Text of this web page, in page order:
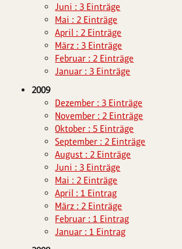
Juni : 3 Einträge
Mai : 2 Einträge
April : 2 Einträge
März : 3 Einträge
Februar : 2 Einträge
Januar : 3 Einträge
2009
Dezember : 3 Einträge
November : 2 Einträge
Oktober : 5 Einträge
September : 2 Einträge
August : 2 Einträge
Juni : 3 Einträge
Mai : 2 Einträge
April : 1 Eintrag
März : 2 Einträge
Februar : 1 Eintrag
Januar : 1 Eintrag